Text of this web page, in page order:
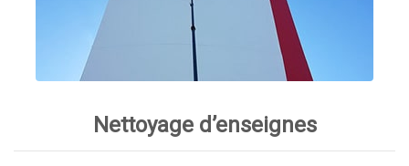
Nettoyage d’enseignes